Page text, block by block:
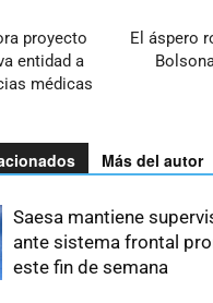
proyecto
entidad a
médicas
El áspero
Más del autor
Saesa mantiene
ante sistema frontal
este fin de semana